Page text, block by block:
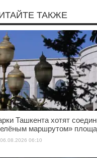
ТАКЖЕ
Ташкента хотят
маршрутом»
06.08.2026 06:10